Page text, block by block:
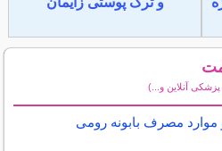
پزشکی آنلاین و...)
موارد مصرف بابونه رومی